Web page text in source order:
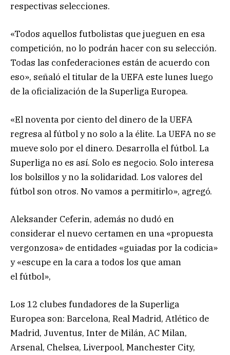
respectivas selecciones.
«Todos aquellos futbolistas que jueguen en esa
competición, no lo podrán hacer con su selección.
Todas las confederaciones están de acuerdo con
eso», señaló el titular de la UEFA este lunes luego
de la oficialización de la Superliga Europea.
«El noventa por ciento del dinero de la UEFA
regresa al fútbol y no solo a la élite. La UEFA no se
mueve solo por el dinero. Desarrolla el fútbol. La
Superliga no es así. Solo es negocio. Solo interesa
los bolsillos y no la solidaridad. Los valores del
fútbol son otros. No vamos a permitirlo», agregó.
Aleksander Ceferin, además no dudó en
considerar el nuevo certamen en una «propuesta
vergonzosa» de entidades «guiadas por la codicia»
y «escupe en la cara a todos los que aman
el fútbol»,
Los 12 clubes fundadores de la Superliga
Europea son: Barcelona, Real Madrid, Atlético de
Madrid, Juventus, Inter de Milán, AC Milan,
Arsenal, Chelsea, Liverpool, Manchester City,